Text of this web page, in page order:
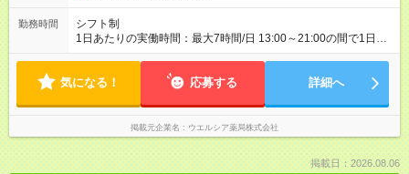
勤務時間
シフト制
1日あたりの実働時間：最大7時間/日 13:00～21:00の間で1日7
時間の勤務 ☆週3～5日の勤務 ※勤務曜日応相談 ☆未経験・無資
気になる！ 応募する 詳細へ
掲載元企業名 ウエルシア薬局株式会社
掲載日：2026.08.06